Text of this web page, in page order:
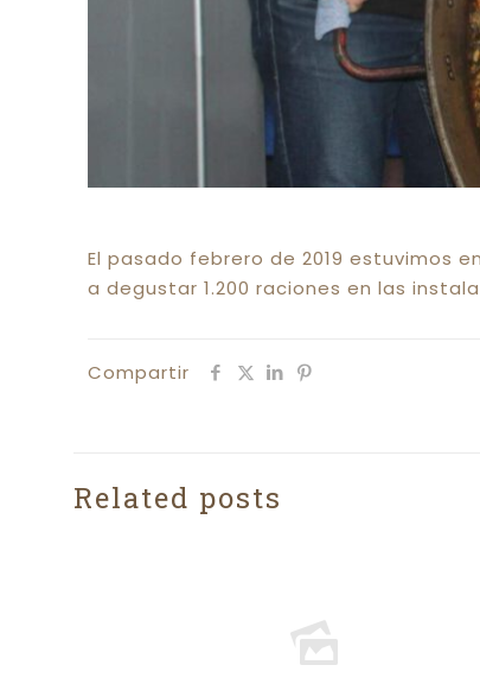
El pasado febrero de 2019 estuvimos
a degustar 1.200 raciones en las
Compartir
Related posts